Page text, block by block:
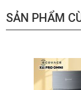
SẢN PHẨM